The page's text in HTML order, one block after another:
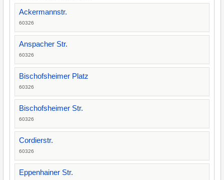
Ackermannstr.
60326
Anspacher Str.
60326
Bischofsheimer Platz
60326
Bischofsheimer Str.
60326
Cordierstr.
60326
Eppenhainer Str.